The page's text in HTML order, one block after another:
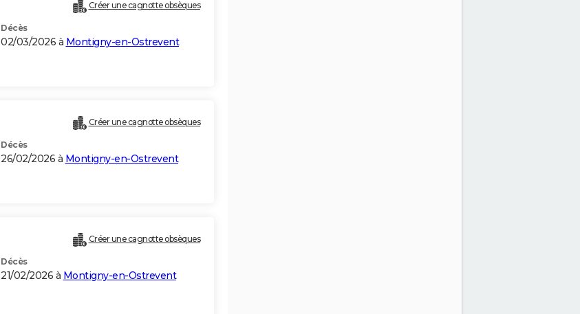
Créer une cagnotte obsèques
Décès
02/03/2026 à Montigny-en-Ostrevent
Créer une cagnotte obsèques
Décès
26/02/2026 à Montigny-en-Ostrevent
Créer une cagnotte obsèques
Décès
21/02/2026 à Montigny-en-Ostrevent